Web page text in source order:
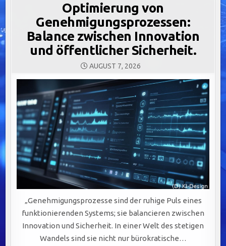
Optimierung von
Genehmigungsprozessen:
Balance zwischen Innovation
und öffentlicher Sicherheit.
AUGUST 7, 2026
„Genehmigungsprozesse sind der ruhige Puls eines
funktionierenden Systems; sie balancieren zwischen
Innovation und Sicherheit. In einer Welt des stetigen
Wandels sind sie nicht nur bürokratische…